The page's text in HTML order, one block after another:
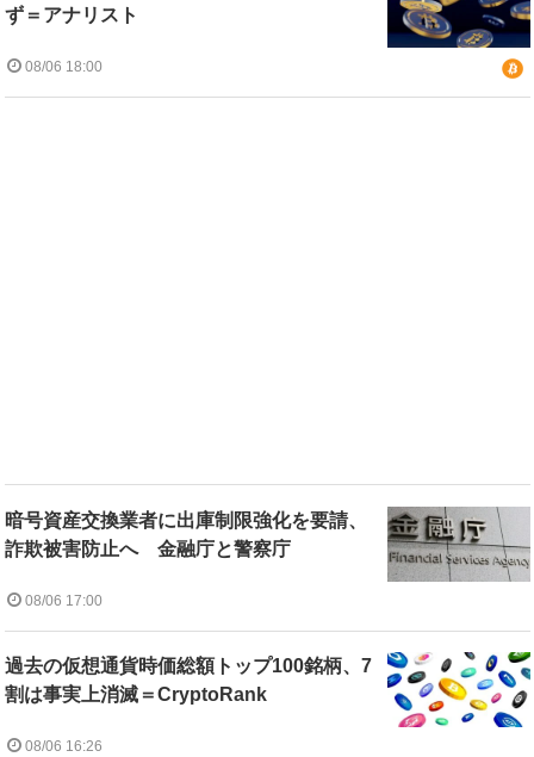
ず＝アナリスト
08/06 18:00
暗号資産交換業者に出庫制限強化を要請、
詐欺被害防止へ 金融庁と警察庁
08/06 17:00
過去の仮想通貨時価総額トップ100銘柄、7
割は事実上消滅＝CryptoRank
08/06 16:26